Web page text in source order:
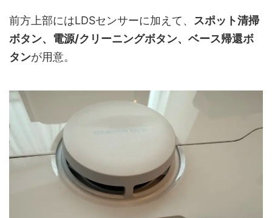
前方上部にはLDSセンサーに加えて、 スポット清掃
ボタン、電源/クリーニングボタン、ベース帰還ボ
タンが用意。